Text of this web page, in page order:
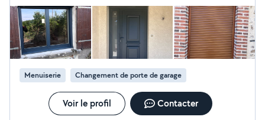
Menuiserie Changement de porte de garage
Voir le profil Contacter